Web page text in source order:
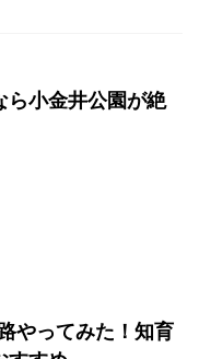
ら小金井公園が絶
やってみた！知育